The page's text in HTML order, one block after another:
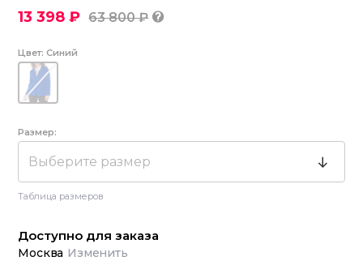
13 398 ₽ 63 800 ₽
Цвет: Синий
Размер:
Выберите размер
Таблица размеров
Доступно для заказа
Москва Изменить